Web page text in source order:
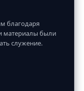
благодаря
материалы были
служение.